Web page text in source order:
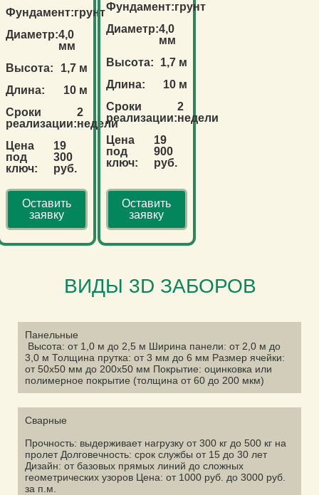
Фундамент:грунт
Диаметр:4,0
мм
Высота:
1,7 м
Длина:
10 м
Сроки
реализации:
2
недели
Цена
под
ключ:
19
300
руб.
Оставить
заявку
Фундамент:грунт
Диаметр:4,0
мм
Высота:
1,7 м
Длина:
10 м
Сроки
реализации:
2
недели
Цена
под
ключ:
19
900
руб.
Оставить
заявку
ВИДЫ 3D ЗАБОРОВ
Панельные
Высота: от 1,0 м до 2,5 м Ширина панели: от 2,0 м до
3,0 м Толщина прутка: от 3 мм до 6 мм Размер ячейки:
от 50х50 мм до 200х50 мм Покрытие: оцинковка или
полимерное покрытие (толщина от 60 до 200 мкм)
Сварные
Прочность: выдерживает нагрузку от 300 кг до 500 кг на
пролет Долговечность: срок службы от 15 до 30 лет
Дизайн: от базовых прямых линий до сложных
геометрических узоров Цена: от 1000 руб. до 3000 руб.
за п.м.